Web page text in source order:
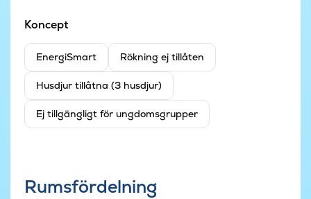
Koncept
EnergiSmart Rökning ej tillåten
Husdjur tillåtna (3 husdjur)
Ej tillgängligt för ungdomsgrupper
Rumsfördelning